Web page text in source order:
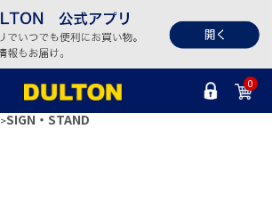
0
>SIGN・STAND